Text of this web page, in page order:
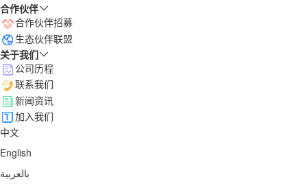
合作伙伴
合作伙伴招募
生态伙伴联盟
关于我们
公司历程
联系我们
新闻资讯
加入我们
中文
English
بالعربية